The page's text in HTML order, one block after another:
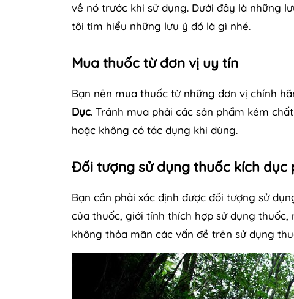
về nó trước khi sử dụng. Dưới đây là những
tôi tìm hiểu những lưu ý đó là gì nhé.
Mua thuốc từ đơn vị uy tín
Bạn nên mua thuốc từ những đơn vị chính
Dục. Tránh mua phải các sản phẩm kém
hoặc không có tác dụng khi dùng.
Đối tượng sử dụng thuốc kích dục
Bạn cần phải xác định được đối tượng sử
của thuốc, giới tính thích hợp sử dụng thuốc,
không thỏa mãn các vấn đề trên sử dụng